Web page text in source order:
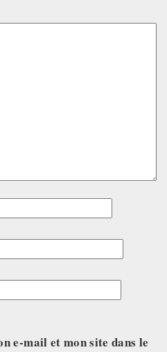
e-mail et mon site dans le